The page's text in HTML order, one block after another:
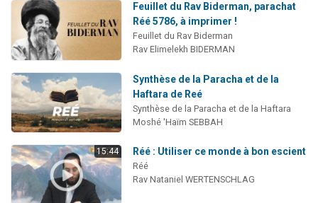
Feuillet du Rav Biderman, parachat
Réé 5786, à imprimer !
Feuillet du Rav Biderman
Rav Elimelekh BIDERMAN
Synthèse de la Paracha et de la
Haftara de Reé
Synthèse de la Paracha et de la Haftara
Moshé 'Haïm SEBBAH
15:44 Réé : Utiliser ce monde à bon escient
Réé
Rav Nataniel WERTENSCHLAG